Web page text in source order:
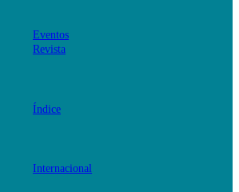
Eventos
Revista
Índice
Internacional